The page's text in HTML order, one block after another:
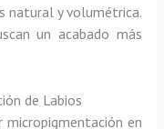
natural y volumétrica.
un acabado más
de Labios
micropigmentación en